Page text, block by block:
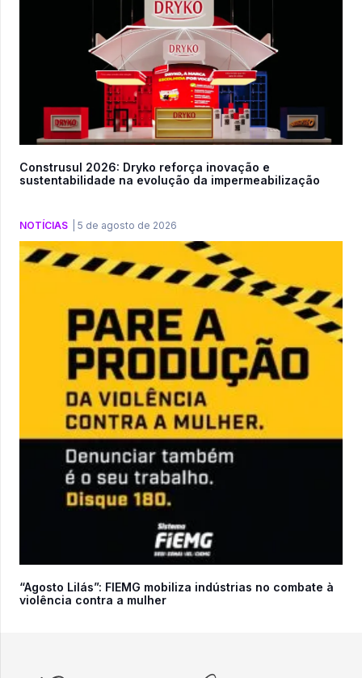
Construsul 2026: Dryko reforça inovação e
sustentabilidade na evolução da impermeabilização
NOTÍCIAS 5 de agosto de 2026
“Agosto Lilás”: FIEMG mobiliza indústrias no combate à
violência contra a mulher